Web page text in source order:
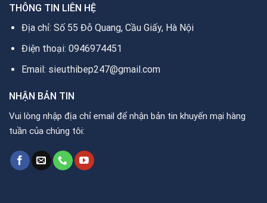
THÔNG TIN LIÊN HỆ
Địa chỉ: Số 55 Đỗ Quang, Cầu Giấy, Hà Nội
Điện thoại: 0946974451
Email: sieuthibep247@gmail.com
NHẬN BẢN TIN
Vui lòng nhập địa chỉ email để nhận bản tin khuyến mại hàng
tuần của chúng tôi: